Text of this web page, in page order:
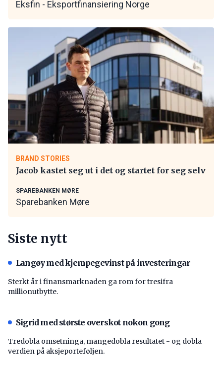
Eksfin - Eksportfinansiering Norge
BRAND STORIES
Jacob kastet seg ut i det og startet for seg selv
SPAREBANKEN MØRE
Sparebanken Møre
Siste nytt
Langøy med kjempegevinst på investeringar
Sterkt år i finansmarknaden ga rom for tresifra
millionutbytte.
Sigrid med største overskot nokon gong
Tredobla omsetninga, mangedobla resultatet - og dobla
verdien på aksjeporteføljen.